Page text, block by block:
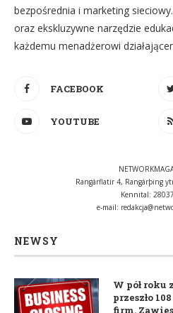
bezpośrednia i marketing
oraz ekskluzywne narzędzie
każdemu menadżerowi
FACEBOOK
YOUTUBE
Rangárflatir 4, Rangárþing
Kennital:
e-mail:
NEWSY
W pół roku
przeszło
firm.